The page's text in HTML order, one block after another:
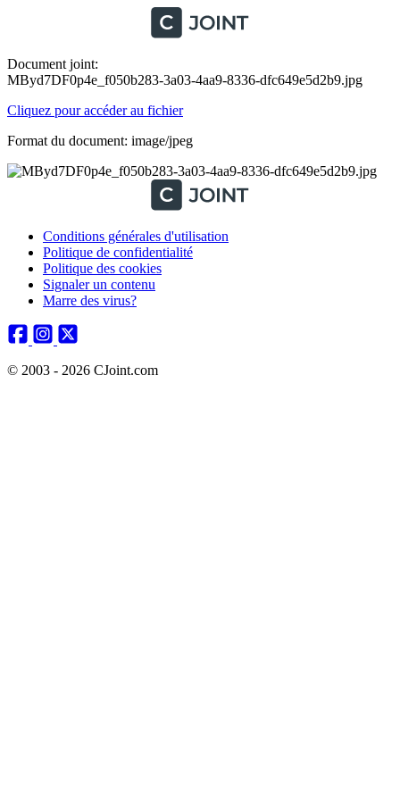
Document joint:
MByd7DF0p4e_f050b283-3a03-4aa9-8336-dfc649e5d2b9.jpg
Cliquez pour accéder au fichier
Format du document: image/jpeg
Conditions générales d'utilisation
Politique de confidentialité
Politique des cookies
Signaler un contenu
Marre des virus?
© 2003 - 2026 CJoint.com